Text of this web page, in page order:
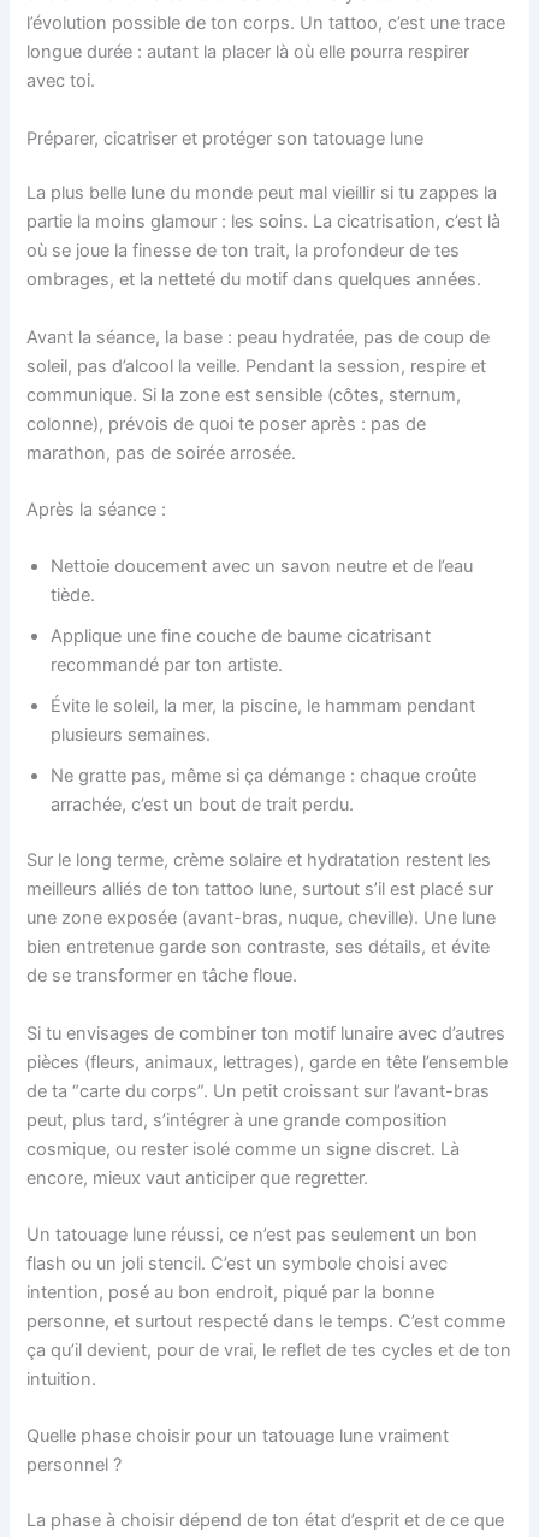
l’évolution possible de ton corps. Un tattoo, c’est une trace
longue durée : autant la placer là où elle pourra respirer
avec toi.
Préparer, cicatriser et protéger son tatouage lune
La plus belle lune du monde peut mal vieillir si tu zappes la
partie la moins glamour : les soins. La cicatrisation, c’est là
où se joue la finesse de ton trait, la profondeur de tes
ombrages, et la netteté du motif dans quelques années.
Avant la séance, la base : peau hydratée, pas de coup de
soleil, pas d’alcool la veille. Pendant la session, respire et
communique. Si la zone est sensible (côtes, sternum,
colonne), prévois de quoi te poser après : pas de
marathon, pas de soirée arrosée.
Après la séance :
Nettoie doucement avec un savon neutre et de l’eau
tiède.
Applique une fine couche de baume cicatrisant
recommandé par ton artiste.
Évite le soleil, la mer, la piscine, le hammam pendant
plusieurs semaines.
Ne gratte pas, même si ça démange : chaque croûte
arrachée, c’est un bout de trait perdu.
Sur le long terme, crème solaire et hydratation restent les
meilleurs alliés de ton tattoo lune, surtout s’il est placé sur
une zone exposée (avant-bras, nuque, cheville). Une lune
bien entretenue garde son contraste, ses détails, et évite
de se transformer en tâche floue.
Si tu envisages de combiner ton motif lunaire avec d’autres
pièces (fleurs, animaux, lettrages), garde en tête l’ensemble
de ta “carte du corps”. Un petit croissant sur l’avant-bras
peut, plus tard, s’intégrer à une grande composition
cosmique, ou rester isolé comme un signe discret. Là
encore, mieux vaut anticiper que regretter.
Un tatouage lune réussi, ce n’est pas seulement un bon
flash ou un joli stencil. C’est un symbole choisi avec
intention, posé au bon endroit, piqué par la bonne
personne, et surtout respecté dans le temps. C’est comme
ça qu’il devient, pour de vrai, le reflet de tes cycles et de ton
intuition.
Quelle phase choisir pour un tatouage lune vraiment
personnel ?
La phase à choisir dépend de ton état d’esprit et de ce que